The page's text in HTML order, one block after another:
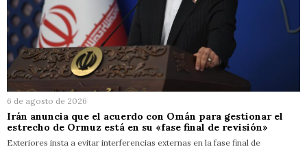
6 de agosto de 2026
Irán anuncia que el acuerdo con Omán para gestionar el
estrecho de Ormuz está en su «fase final de revisión»
Exteriores insta a evitar interferencias externas en la fase final de